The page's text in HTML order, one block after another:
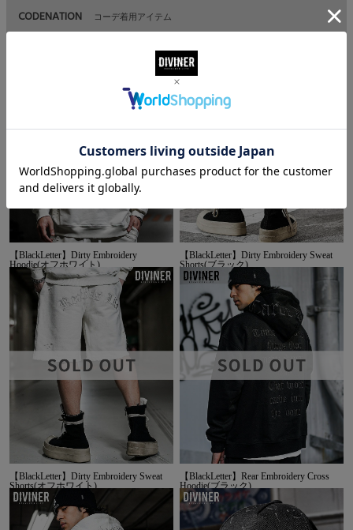
CODENATION コーデ着用アイテム
【BlackLetter】Dirty Embroidery
Hoodie(オフホワイト)
【BlackLetter】Dirty Embroidery Sweat
Shorts(ブラック)
【BlackLetter】Dirty Embroidery Sweat
Shorts(オフホワイト)
【BlackLetter】Rear Embroidery Cross
Hoodie(ブラック)